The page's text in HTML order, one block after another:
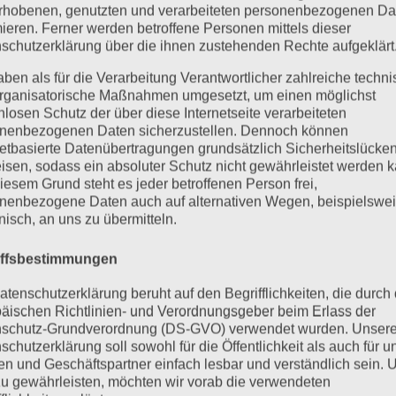
genutzten und verarbeiteten personenbezogenen
Ferner werden betroffene Personen mittels dieser
über die ihnen zustehenden Rechte
als für die Verarbeitung Verantwortlicher zahlreiche
Maßnahmen umgesetzt, um einen möglichst
Schutz der über diese Internetseite verarbeiteten
Daten sicherzustellen. Dennoch können
Datenübertragungen grundsätzlich
sodass ein absoluter Schutz nicht gewährleistet werden
Grund steht es jeder betroffenen Person frei,
Daten auch auf alternativen Wegen,
an uns zu übermitteln.
beruht auf den Begrifflichkeiten, die durch
Richtlinien- und Verordnungsgeber beim Erlass der
Grundverordnung (DS-GVO) verwendet wurden.
soll sowohl für die Öffentlichkeit als auch für
und Geschäftspartner einfach lesbar und verständlich sein.
gewährleisten, möchten wir vorab die verwendeten